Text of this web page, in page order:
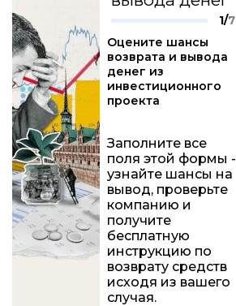
1/7
Оцените шансы
возврата и вывода
денег из
инвестиционного
проекта
Заполните все
поля этой формы -
узнайте шансы на
вывод, проверьте
компанию и
получите
бесплатную
инструкцию по
возврату средств
исходя из вашего
случая.